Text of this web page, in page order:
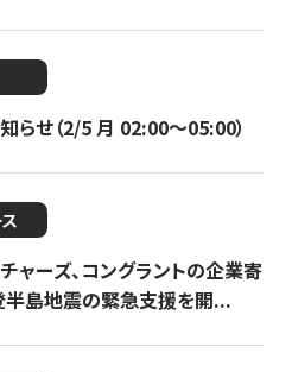
らせ（2/5 月 02:00〜05:00）
ャーズ、コングラントの企業寄
半島地震の緊急支援を開...